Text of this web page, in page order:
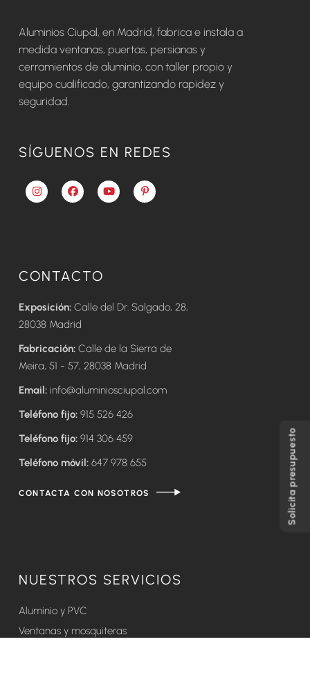
Solicita presupuesto
Aluminios Ciupal, en Madrid, fabrica e instala a
medida ventanas, puertas, persianas y
cerramientos de aluminio, con taller propio y
equipo cualificado, garantizando rapidez y
seguridad.
SÍGUENOS EN REDES
CONTACTO
Exposición: Calle del Dr. Salgado, 28,
28038 Madrid
Fabricación: Calle de la Sierra de
Meira, 51 - 57, 28038 Madrid
Email: info@aluminiosciupal.com
Teléfono fijo: 915 526 426
Teléfono fijo: 914 306 459
Teléfono móvil: 647 978 655
CONTACTA CON NOSOTROS
NUESTROS SERVICIOS
Aluminio y PVC
Ventanas y mosquiteras